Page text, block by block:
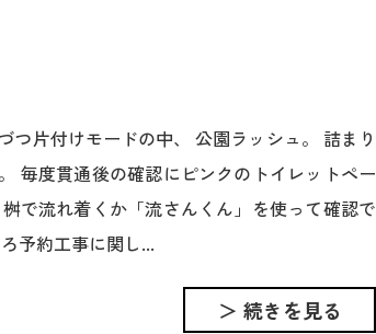
つ片付けモードの中、 公園ラッシュ。 詰まり
毎度貫通後の確認にピンクのトイレットペー
で流れ着くか「流さんくん」を使って確認で
予約工事に関し...
＞ 続きを見る